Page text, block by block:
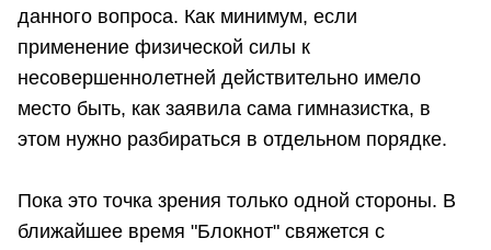
данного вопроса. Как минимум, если
применение физической силы к
несовершеннолетней действительно имело
место быть, как заявила сама гимназистка, в
этом нужно разбираться в отдельном порядке.
Пока это точка зрения только одной стороны. В
ближайшее время "Блокнот" свяжется с